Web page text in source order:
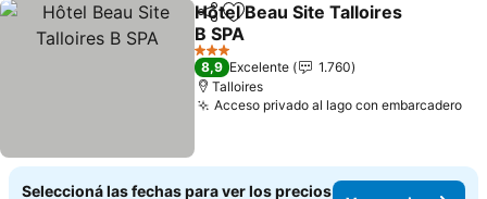
CompartirAñadir a favoritos
Hôtel Beau Site Talloires
B SPA
Ver precios
3 Estrellas
8,9 Excelente
1.760
Talloires
Acceso privado al lago con embarcadero
Seleccioná las fechas para ver los precios